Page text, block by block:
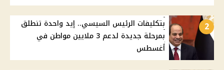
2
بتكليفات الرئيس السيسي.. إيد واحدة تنطلق
بمرحلة جديدة لدعم 3 ملايين مواطن في
أغسطس